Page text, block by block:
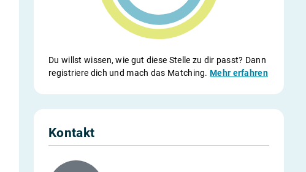
Du willst wissen, wie gut diese Stelle zu dir passt? Dann
registriere dich und mach das Matching.Mehr erfahren
Kontakt